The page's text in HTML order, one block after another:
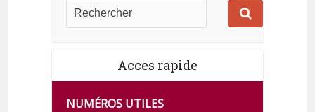
Acces rapide
NUMÉROS UTILES